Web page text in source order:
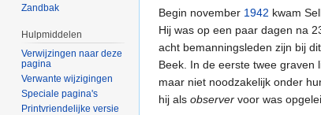
Begin november 1942 kwam
Hij was op een paar dagen na
acht bemanningsleden zijn bij
Beek. In de eerste twee graven
maar niet noodzakelijk onder
hij als observer voor was
Zandbak
Hulpmiddelen
Verwijzingen naar deze
pagina
Verwante wijzigingen
Speciale pagina's
Printvriendelijke versie